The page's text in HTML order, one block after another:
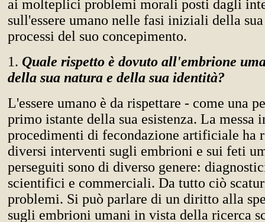
ai molteplici problemi morali posti dagli
sull'essere umano nelle fasi iniziali della
processi del suo concepimento.
1. Quale rispetto è dovuto all'embrione
della sua natura e della sua identità?
L'essere umano è da rispettare - come una
primo istante della sua esistenza. La messa
procedimenti di fecondazione artificiale ha
diversi interventi sugli embrioni e sui feti
perseguiti sono di diverso genere:
scientifici e commerciali. Da tutto ciò
problemi. Si può parlare di un diritto alla
sugli embrioni umani in vista della ricerca